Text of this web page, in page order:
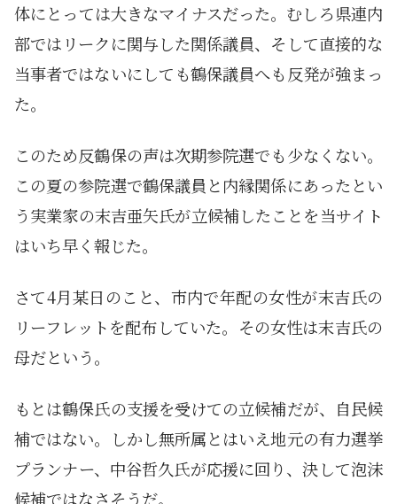
体にとっては大きなマイナスだった。むしろ県連内
部ではリークに関与した関係議員、そして直接的な
当事者ではないにしても鶴保議員へも反発が強まっ
た。
このため反鶴保の声は次期参院選でも少なくない。
この夏の参院選で鶴保議員と内縁関係にあったとい
う実業家の末吉亜矢氏が立候補したことを当サイト
はいち早く報じた。
さて4月某日のこと、市内で年配の女性が末吉氏の
リーフレットを配布していた。その女性は末吉氏の
母だという。
もとは鶴保氏の支援を受けての立候補だが、自民候
補ではない。しかし無所属とはいえ地元の有力選挙
プランナー、中谷哲久氏が応援に回り、決して泡沫
候補ではなさそうだ。